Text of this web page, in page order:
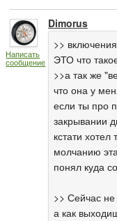
Написать
сообщение
Dimorus
>>
ЭТО что
>>а так же
что она у
если ты про
закрывании
кстати хотел
молчанию
понял куда
>> Сейчас
а как